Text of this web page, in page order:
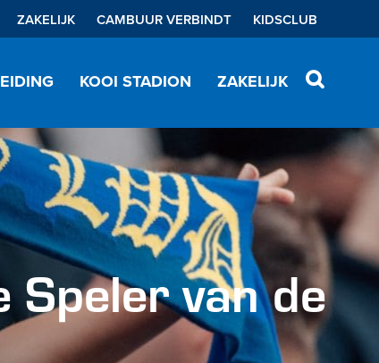
ZAKELIJK CAMBUUR VERBINDT KIDSCLUB
KOOI STADION ZAKELIJK
van de